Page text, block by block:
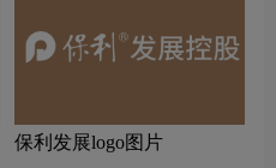
保利发展logo图片